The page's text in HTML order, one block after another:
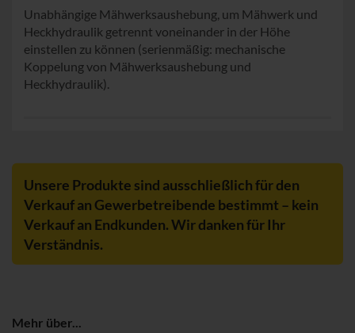
Unabhängige Mähwerksaushebung, um Mähwerk und
Heckhydraulik getrennt voneinander in der Höhe
einstellen zu können (serienmäßig: mechanische
Koppelung von Mähwerksaushebung und
Heckhydraulik).
Unsere Produkte sind ausschließlich für den
Verkauf an Gewerbetreibende bestimmt – kein
Verkauf an Endkunden. Wir danken für Ihr
Verständnis.
Mehr über...